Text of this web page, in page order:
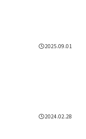
2025.09.01
2024.02.28